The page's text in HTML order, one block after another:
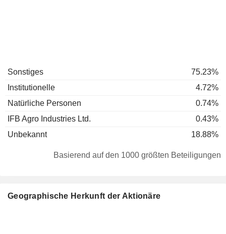
Sonstiges
75.23%
Institutionelle
4.72%
Natürliche Personen
0.74%
IFB Agro Industries Ltd.
0.43%
Unbekannt
18.88%
Basierend auf den 1000 größten Beteiligungen
Geographische Herkunft der Aktionäre